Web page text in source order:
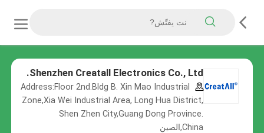
Shenzhen Creatall Electronics Co., Ltd.
Address:Floor 2nd.Bldg B. Xin Mao Industrial
Zone,Xia Wei Industrial Area, Long Hua District,
Shen Zhen City,Guang Dong Province.
China,الصين